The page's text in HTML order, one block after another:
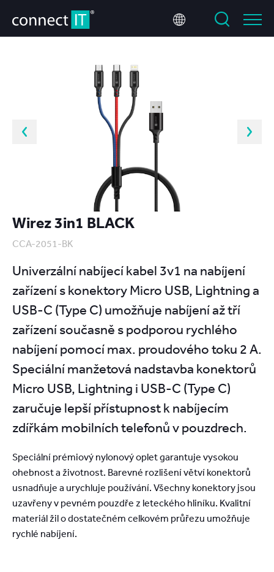
Wirez 3in1 BLACK
CCA-2051-BK
Univerzální nabíjecí kabel 3v1 na nabíjení
zařízení s konektory Micro USB, Lightning a
USB-C (Type C) umožňuje nabíjení až tří
zařízení současně s podporou rychlého
nabíjení pomocí max. proudového toku 2 A.
Speciální manžetová nadstavba konektorů
Micro USB, Lightning i USB-C (Type C)
zaručuje lepší přístupnost k nabíjecím
zdířkám mobilních telefonů v pouzdrech.
Speciální prémiový nylonový oplet garantuje vysokou
ohebnost a životnost. Barevné rozlišení větví konektorů
usnadňuje a urychluje používání. Všechny konektory jsou
uzavřeny v pevném pouzdře z leteckého hliníku. Kvalitní
materiál žil o dostatečném celkovém průřezu umožňuje
rychlé nabíjení.